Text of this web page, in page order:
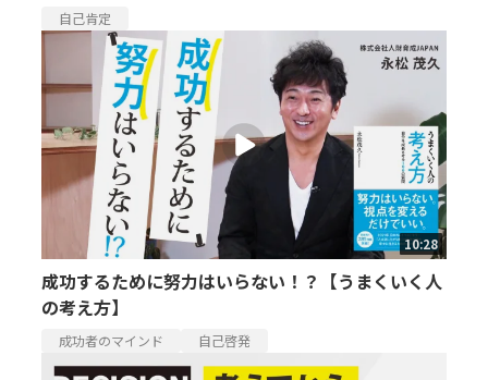
自己肯定
10:28
成功するために努力はいらない！？【うまくいく人
の考え方】
成功者のマインド 自己啓発